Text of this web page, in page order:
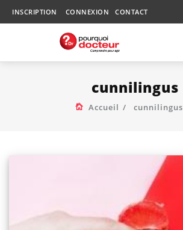
INSCRIPTION CONNEXION CONTACT
cunnilingus
Accueil cunnilingus